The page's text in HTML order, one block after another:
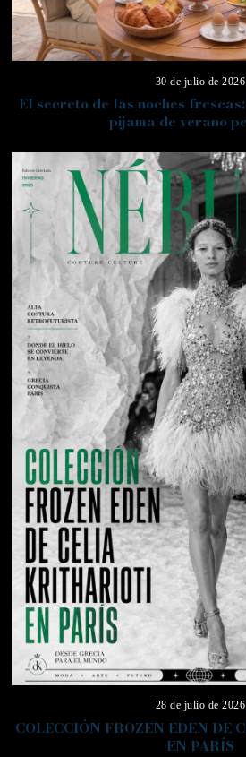
30 de julio de 2026
El secreto de las noches
pijama de verano
28 de julio de 2026
COLECCIÓN FROZEN EDEN
EN PARÍS